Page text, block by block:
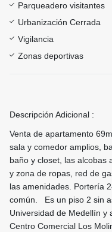
Parqueadero visitantes
Urbanización Cerrada
Vigilancia
Zonas deportivas
Descripción Adicional :
Venta de apartamento
sala y comedor amplios,
baño y closet, las alcobas
y zona de ropas, red de
las amenidades. Portería
común. Es un piso 2 sin
Universidad de Medellín
Centro Comercial Los